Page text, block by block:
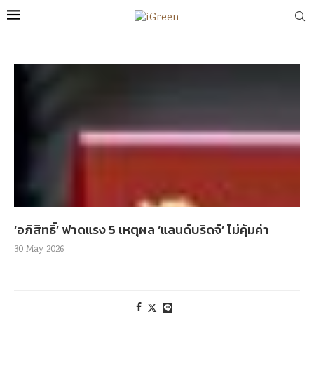
‘อภิสิทธิ์’ ฟาดแรง 5 เหตุผล ‘แลนด์บริดจ์’ ไม่คุ้มค่า
30 May 2026